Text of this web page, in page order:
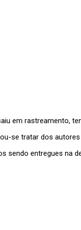
em rastreamento,
se tratar dos
sendo entregues na